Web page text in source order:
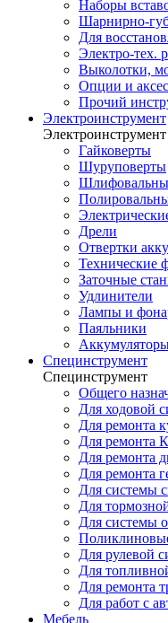
Наборы
Шарнирно-
Для
Электро-тех.
Выколотки,
Опции и
Прочий
Электроинструмент
Электроинструмент
Гайковерты
Шуруповерты
Дрели
Отвертки
Технические
Заточные
Удлинители
Лампы и
Паяльники
Специнструмент
Специнструмент
Общего
Для ходовой
Для ремонта
Для ремонта
Для ремонта
Для ремонта
Для системы
Для
Для системы
Для рулевой
Для
Для ремонта
Для работ с
Мебель